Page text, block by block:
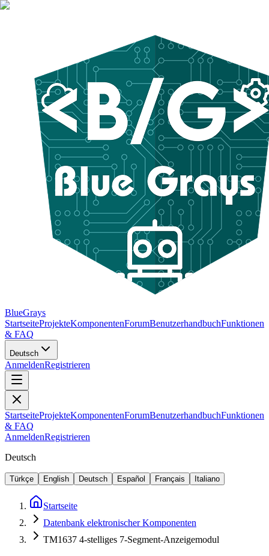
BlueGrays
StartseiteProjekteKomponentenForumBenutzerhandbuchFunktionen
& FAQ
Deutsch
AnmeldenRegistrieren
StartseiteProjekteKomponentenForumBenutzerhandbuchFunktionen
& FAQ
AnmeldenRegistrieren
Deutsch
Türkçe English Deutsch Español Français Italiano
Startseite
Datenbank elektronischer Komponenten
TM1637 4-stelliges 7-Segment-Anzeigemodul